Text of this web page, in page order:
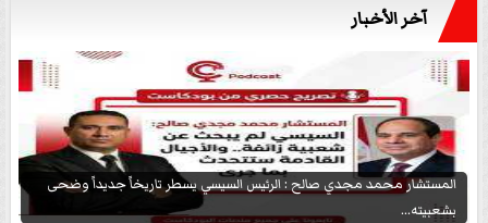
آخر الأخبار
المستشار محمد مجدي صالح : الرئيس السيسي يسطر تاريخاً جديداً وضحى
بشعبيته...